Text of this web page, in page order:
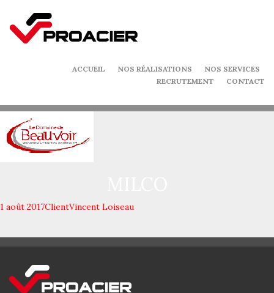
ACCUEIL NOS RÉALISATIONS
NOS SERVICES
RECRUTEMENT
CONTACT
1 août 2017ClientVincent Loiseau